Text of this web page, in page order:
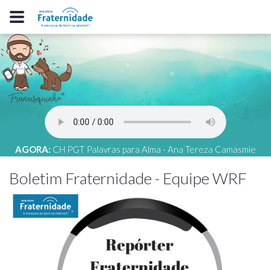
AGORA: CH PGT Palavras para Alma - Ana Tereza Camasmie
Boletim Fraternidade - Equipe WRF